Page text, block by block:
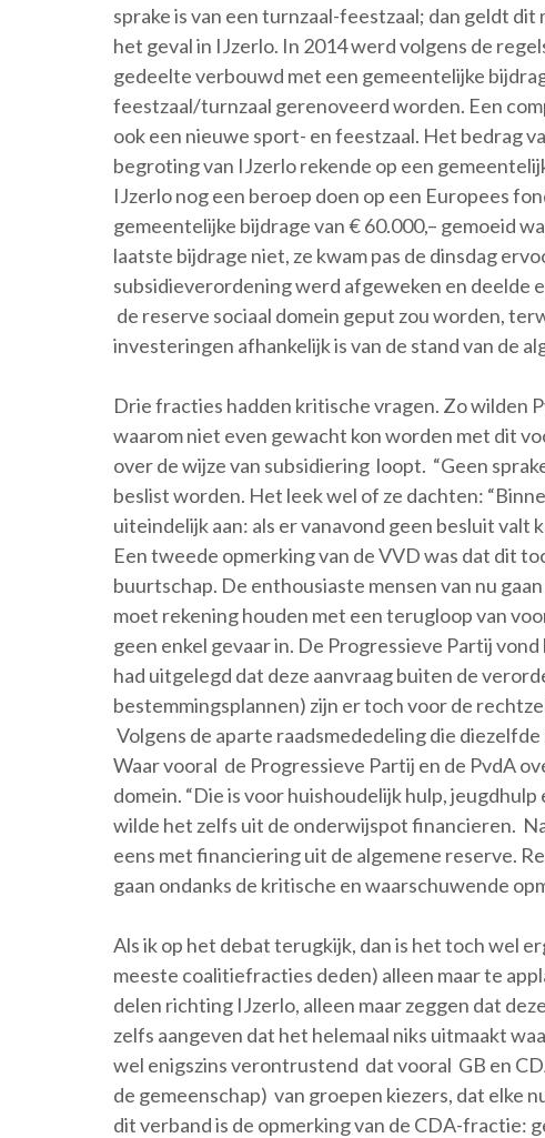
sprake is van een turnzaal-feestzaal; dan geldt
het geval in IJzerlo. In 2014 werd volgens de
gedeelte verbouwd met een gemeentelijke
feestzaal/turnzaal gerenoveerd worden. Een
ook een nieuwe sport- en feestzaal. Het bedrag
begroting van IJzerlo rekende op een
IJzerlo nog een beroep doen op een Europees
gemeentelijke bijdrage van € 60.000,– gemoeid
laatste bijdrage niet, ze kwam pas de dinsdag
subsidieverordening werd afgeweken en deelde
de reserve sociaal domein geput zou worden,
investeringen afhankelijk is van de stand van de
Drie fracties hadden kritische vragen. Zo wilden
waarom niet even gewacht kon worden met dit
over de wijze van subsidiering loopt. “Geen
beslist worden. Het leek wel of ze dachten:
uiteindelijk aan: als er vanavond geen besluit valt
Een tweede opmerking van de VVD was dat dit
buurtschap. De enthousiaste mensen van nu
moet rekening houden met een terugloop van
geen enkel gevaar in. De Progressieve Partij
had uitgelegd dat deze aanvraag buiten de
bestemmingsplannen) zijn er toch voor de
Volgens de aparte raadsmededeling die
Waar vooral de Progressieve Partij en de PvdA
domein. “Die is voor huishoudelijk hulp,
wilde het zelfs uit de onderwijspot financieren.
eens met financiering uit de algemene reserve.
gaan ondanks de kritische en waarschuwende
Als ik op het debat terugkijk, dan is het toch wel
meeste coalitiefracties deden) alleen maar te
delen richting IJzerlo, alleen maar zeggen dat
zelfs aangeven dat het helemaal niks uitmaakt
wel enigszins verontrustend dat vooral GB en
de gemeenschap) van groepen kiezers, dat elke
dit verband is de opmerking van de CDA-fractie: